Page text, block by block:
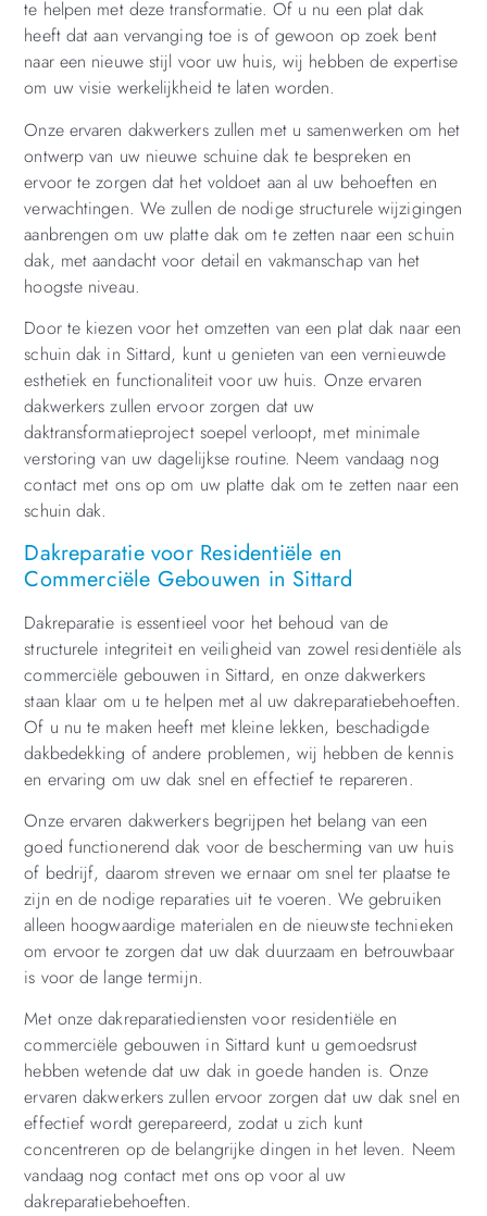
te helpen met deze transformatie. Of u nu een plat dak
heeft dat aan vervanging toe is of gewoon op zoek bent
naar een nieuwe stijl voor uw huis, wij hebben de expertise
om uw visie werkelijkheid te laten worden.
Onze ervaren dakwerkers zullen met u samenwerken om het
ontwerp van uw nieuwe schuine dak te bespreken en
ervoor te zorgen dat het voldoet aan al uw behoeften en
verwachtingen. We zullen de nodige structurele wijzigingen
aanbrengen om uw platte dak om te zetten naar een schuin
dak, met aandacht voor detail en vakmanschap van het
hoogste niveau.
Door te kiezen voor het omzetten van een plat dak naar een
schuin dak in Sittard, kunt u genieten van een vernieuwde
esthetiek en functionaliteit voor uw huis. Onze ervaren
dakwerkers zullen ervoor zorgen dat uw
daktransformatieproject soepel verloopt, met minimale
verstoring van uw dagelijkse routine. Neem vandaag nog
contact met ons op om uw platte dak om te zetten naar een
schuin dak.
Dakreparatie voor Residentiële en
Commerciële Gebouwen in Sittard
Dakreparatie is essentieel voor het behoud van de
structurele integriteit en veiligheid van zowel residentiële als
commerciële gebouwen in Sittard, en onze dakwerkers
staan klaar om u te helpen met al uw dakreparatiebehoeften.
Of u nu te maken heeft met kleine lekken, beschadigde
dakbedekking of andere problemen, wij hebben de kennis
en ervaring om uw dak snel en effectief te repareren.
Onze ervaren dakwerkers begrijpen het belang van een
goed functionerend dak voor de bescherming van uw huis
of bedrijf, daarom streven we ernaar om snel ter plaatse te
zijn en de nodige reparaties uit te voeren. We gebruiken
alleen hoogwaardige materialen en de nieuwste technieken
om ervoor te zorgen dat uw dak duurzaam en betrouwbaar
is voor de lange termijn.
Met onze dakreparatiediensten voor residentiële en
commerciële gebouwen in Sittard kunt u gemoedsrust
hebben wetende dat uw dak in goede handen is. Onze
ervaren dakwerkers zullen ervoor zorgen dat uw dak snel en
effectief wordt gerepareerd, zodat u zich kunt
concentreren op de belangrijke dingen in het leven. Neem
vandaag nog contact met ons op voor al uw
dakreparatiebehoeften.